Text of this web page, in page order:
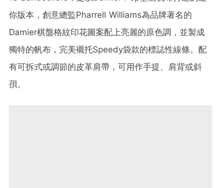
你版本，創意總監Pharrell Williams為品牌著名的
Damier棋盤格紋印花圖案配上亮麗的原色調，並製成
獨特的帆布，完美襯托Speedy袋款的標誌性線條。配
有可拆式或調節的皮革肩帶，可用作手提、肩背或斜
孭。